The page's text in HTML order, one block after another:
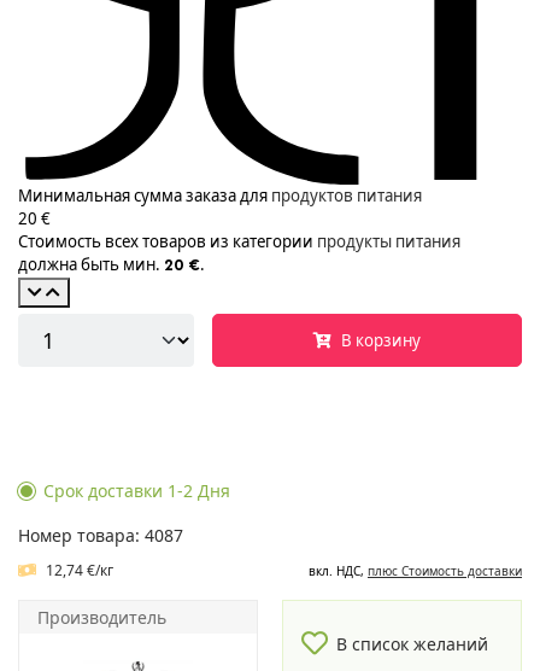
Минимальная сумма заказа для продуктов питания
20 €
Стоимость всех товаров из категории продукты питания
должна быть мин. 20 €.
В корзину
Срок доставки 1-2 Дня
Номер товара: 4087
12,74 €/кг вкл. НДС, плюс Cтоимость доставки
Производитель
В список желаний